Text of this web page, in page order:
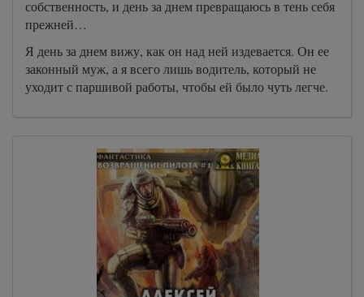
собственность, и день за днем превращаюсь в тень себя
прежней…
Я день за днем вижу, как он над ней издевается. Он ее
законный муж, а я всего лишь водитель, который не
уходит с паршивой работы, чтобы ей было чуть легче.